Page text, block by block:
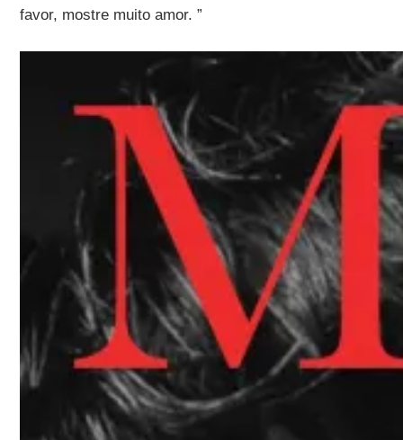
favor, mostre muito amor. ”